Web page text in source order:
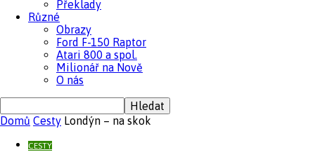
Překlady
Různé
Obrazy
Ford F-150 Raptor
Atari 800 a spol.
Milionář na Nově
O nás
Domů Cesty Londýn – na skok
CESTY